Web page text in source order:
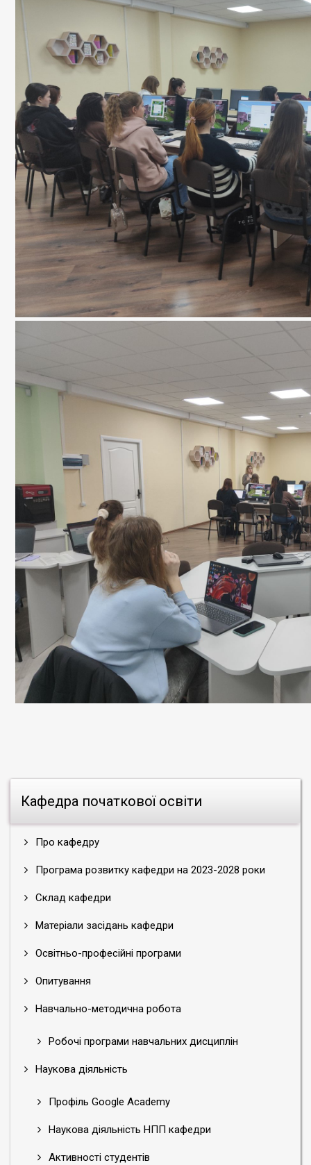
Кафедра початкової освіти
Про кафедру
Програма розвитку кафедри на 2023-2028 роки
Склад кафедри
Матеріали засідань кафедри
Освітньо-професійні програми
Опитування
Навчально-методична робота
Робочі програми навчальних дисциплін
Наукова діяльність
Профіль Google Academy
Наукова діяльність НПП кафедри
Активності студентів